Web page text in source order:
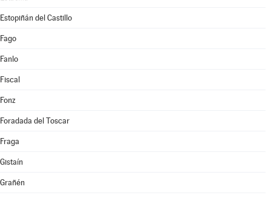
Estopiñán del Castillo
Fago
Fanlo
Fiscal
Fonz
Foradada del Toscar
Fraga
Gistaín
Grañén